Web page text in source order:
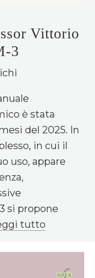
Vittorio
3
è stata
del 2025. In
in cui il
uso, appare
si propone
tutto